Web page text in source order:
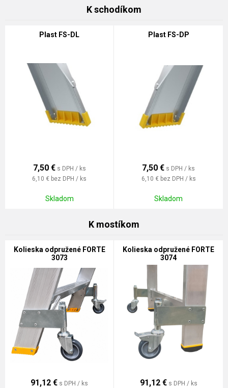
K schodíkom
Plast FS-DL
7,50 € s DPH / ks
6,10 € bez DPH / ks
Skladom
Plast FS-DP
7,50 € s DPH / ks
6,10 € bez DPH / ks
Skladom
K mostíkom
Kolieska odpružené FORTE
3073
91,12 € s DPH / ks
Kolieska odpružené FORTE
3074
91,12 € s DPH / ks